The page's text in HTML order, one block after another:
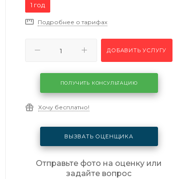
1 год
Подробнее о тарифах
ДОБАВИТЬ УСЛУГУ
ПОЛУЧИТЬ КОНСУЛЬТАЦИЮ
Хочу бесплатно!
ВЫЗВАТЬ ОЦЕНЩИКА
Отправьте фото на оценку или
задайте вопрос